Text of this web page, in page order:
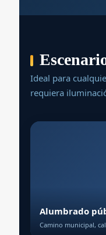
Ideal para
requiera
Alumbrado
Camino municipal,